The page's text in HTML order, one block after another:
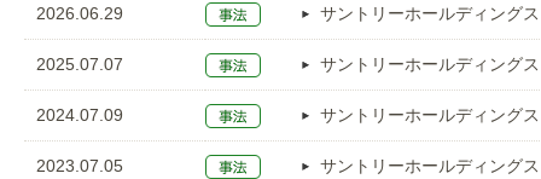
2026.06.29 サントリーホールディングス
2025.07.07 サントリーホールディングス
2024.07.09 サントリーホールディングス
2023.07.05 サントリーホールディングス